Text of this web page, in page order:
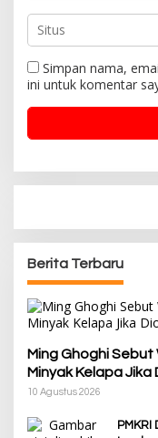
Simpan nama,
ini untuk komentar
Berita Terbaru
Ming Ghoghi
Minyak Kelapa
Barat
10 Agustus 2026